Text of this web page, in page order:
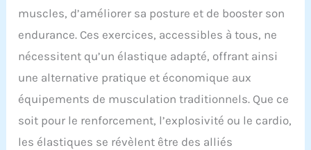
muscles, d’améliorer sa posture et de booster son
endurance. Ces exercices, accessibles à tous, ne
nécessitent qu’un élastique adapté, offrant ainsi
une alternative pratique et économique aux
équipements de musculation traditionnels. Que ce
soit pour le renforcement, l’explosivité ou le cardio,
les élastiques se révèlent être des alliés